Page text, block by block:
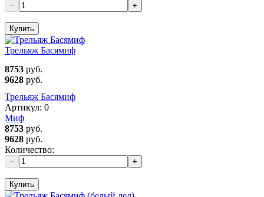
− +
Купить
Трельяж Басямиф
8753 руб.
9628 руб.
Трельяж Басямиф
Артикул: 0
Миф
8753 руб.
9628 руб.
Количество:
− +
Купить